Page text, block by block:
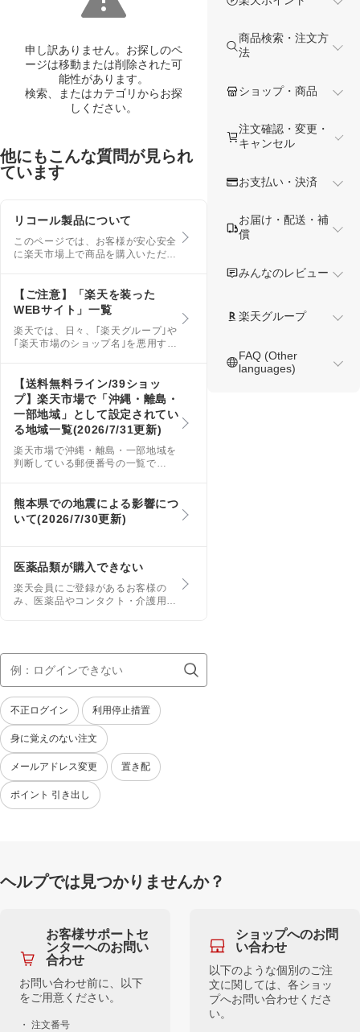
申し訳ありません。お探しのペ
ージは移動または削除された可
能性があります。
検索、またはカテゴリからお探
しください。
他にもこんな質問が見られ
ています
リコール製品について
このページでは、お客様が安心安全
に楽天市場上で商品を購入いただけ
対応いただきたい情報を掲載してお
ります。 お使いの物かどうかご確
認いただき、事故が発生しないよう
お気をつけください。
【ご注意】「楽天を装った
WEBサイト」一覧
楽天では、日々、｢楽天グループ｣や
｢楽天市場のショップ名｣を悪用する
模倣サイトの事例や過去にお客様か
ら弊社までご報告いただいたWEBサ
イトのURLを掲載いたしますので、
これらのサイトを利用することのな
いよう十分ご注意ください。
【送料無料ライン/39ショッ
プ】楽天市場で「沖縄・離島・
一部地域」として設定されてい
る地域一覧(2026/7/31更新)
楽天市場で沖縄・離島・一部地域を
判断している郵便番号の一覧で
加・削除が発生いたします。 ※沖
縄・離島・一部地域への配送は、39
ショップであっても、購入合計金額
熊本県での地震による影響につ
いて(2026/7/30更新)
医薬品類が購入できない
楽天会員にご登録があるお客様の
み、医薬品やコンタクト・介護用品
さい。 医薬品の購入においては、
数量が制限されている場合がありま
す。詳しくはショップの商品ページ
をご確認ください。
不正ログイン
利用停止措置
身に覚えのない注文
メールアドレス変更 置き配
ポイント 引き出し
商品検索・注文方
法
ショップ・商品
注文確認・変更・
キャンセル
お支払い・決済
お届け・配送・補
償
みんなのレビュー
楽天グループ
FAQ (Other
languages)
ヘルプでは見つかりませんか？
お客様サポートセ
ンターへのお問い
合わせ
お問い合わせ前に、以下
をご用意ください。
・ 注文番号
ショップへのお問
い合わせ
以下のような個別のご注
文に関しては、各ショッ
プへお問い合わせくださ
い。